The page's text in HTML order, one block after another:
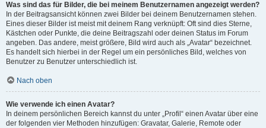
Was sind das für Bilder, die bei meinem Benutzernamen angezeigt werden?
In der Beitragsansicht können zwei Bilder bei deinem Benutzernamen stehen.
Eines dieser Bilder ist meist mit deinem Rang verknüpft: Oft sind dies Sterne,
Kästchen oder Punkte, die deine Beitragszahl oder deinen Status im Forum
angeben. Das andere, meist größere, Bild wird auch als „Avatar“ bezeichnet.
Es handelt sich hierbei in der Regel um ein persönliches Bild, welches von
Benutzer zu Benutzer unterschiedlich ist.
Nach oben
Wie verwende ich einen Avatar?
In deinem persönlichen Bereich kannst du unter „Profil“ einen Avatar über eine
der folgenden vier Methoden hinzufügen: Gravatar, Galerie, Remote oder